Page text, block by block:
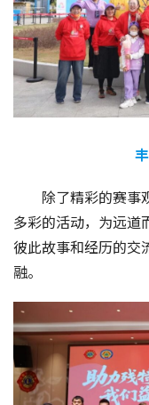
除了精彩的赛事
多彩的活动，为远道
彼此故事和经历的交
融。